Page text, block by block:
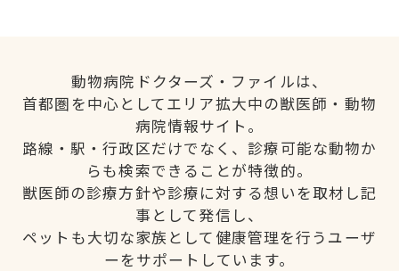
動物病院ドクターズ・ファイルは、
首都圏を中心としてエリア拡大中の獣医師・動物
病院情報サイト。
路線・駅・行政区だけでなく、診療可能な動物か
らも検索できることが特徴的。
獣医師の診療方針や診療に対する想いを取材し記
事として発信し、
ペットも大切な家族として健康管理を行うユーザ
ーをサポートしています。